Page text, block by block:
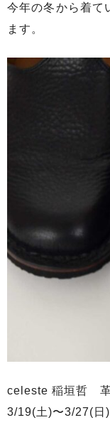
今年の冬から着て
ます。
celeste 稲垣哲
3/19(土)〜3/27(日)